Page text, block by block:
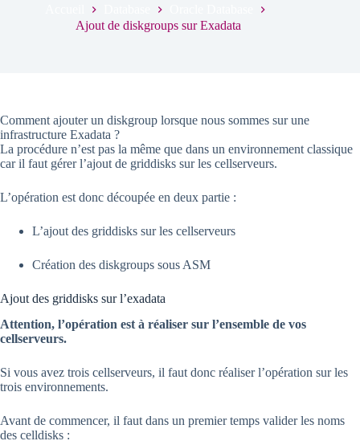
Ajout de diskgroups sur Exadata
Comment ajouter un diskgroup lorsque nous sommes sur une
infrastructure Exadata ?
La procédure n’est pas la même que dans un environnement classique
car il faut gérer l’ajout de griddisks sur les cellserveurs.
L’opération est donc découpée en deux partie :
L’ajout des griddisks sur les cellserveurs
Création des diskgroups sous ASM
Ajout des griddisks sur l’exadata
Attention, l’opération est à réaliser sur l’ensemble de vos
cellserveurs.
Si vous avez trois cellserveurs, il faut donc réaliser l’opération sur les
trois environnements.
Avant de commencer, il faut dans un premier temps valider les noms
des celldisks :